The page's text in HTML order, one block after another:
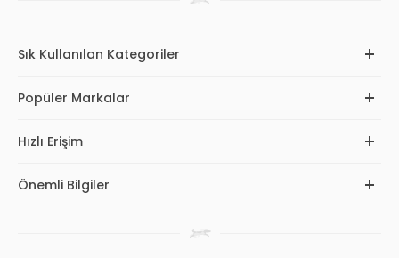
Sık Kullanılan Kategoriler
Popüler Markalar
Hızlı Erişim
Önemli Bilgiler